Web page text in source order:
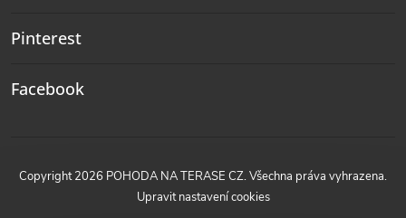
Pinterest
Facebook
Copyright 2026 POHODA NA TERASE CZ. Všechna práva vyhrazena.
Upravit nastavení cookies